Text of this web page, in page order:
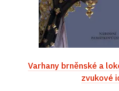
Varhany brněnské a
zvukové